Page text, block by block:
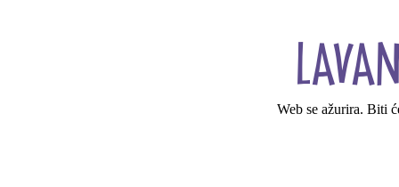
Web se ažurira. Biti